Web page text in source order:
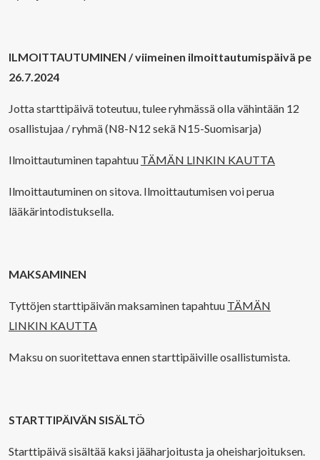
ILMOITTAUTUMINEN / viimeinen ilmoittautumispäivä pe
26.7.2024
Jotta starttipäivä toteutuu, tulee ryhmässä olla vähintään 12
osallistujaa / ryhmä (N8-N12 sekä N15-Suomisarja)
Ilmoittautuminen tapahtuu TÄMÄN LINKIN KAUTTA
Ilmoittautuminen on sitova. Ilmoittautumisen voi perua
lääkärintodistuksella.
MAKSAMINEN
Tyttöjen starttipäivän maksaminen tapahtuu TÄMÄN
LINKIN KAUTTA
Maksu on suoritettava ennen starttipäiville osallistumista.
STARTTIPÄIVÄN SISÄLTÖ
Starttipäivä sisältää kaksi jääharjoitusta ja oheisharjoituksen.